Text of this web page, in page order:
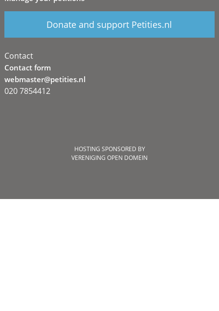
Donate and support Petities.nl
Contact
Contact form
webmaster@petities.nl
020 7854412
HOSTING SPONSORED BY
VERENIGING OPEN DOMEIN